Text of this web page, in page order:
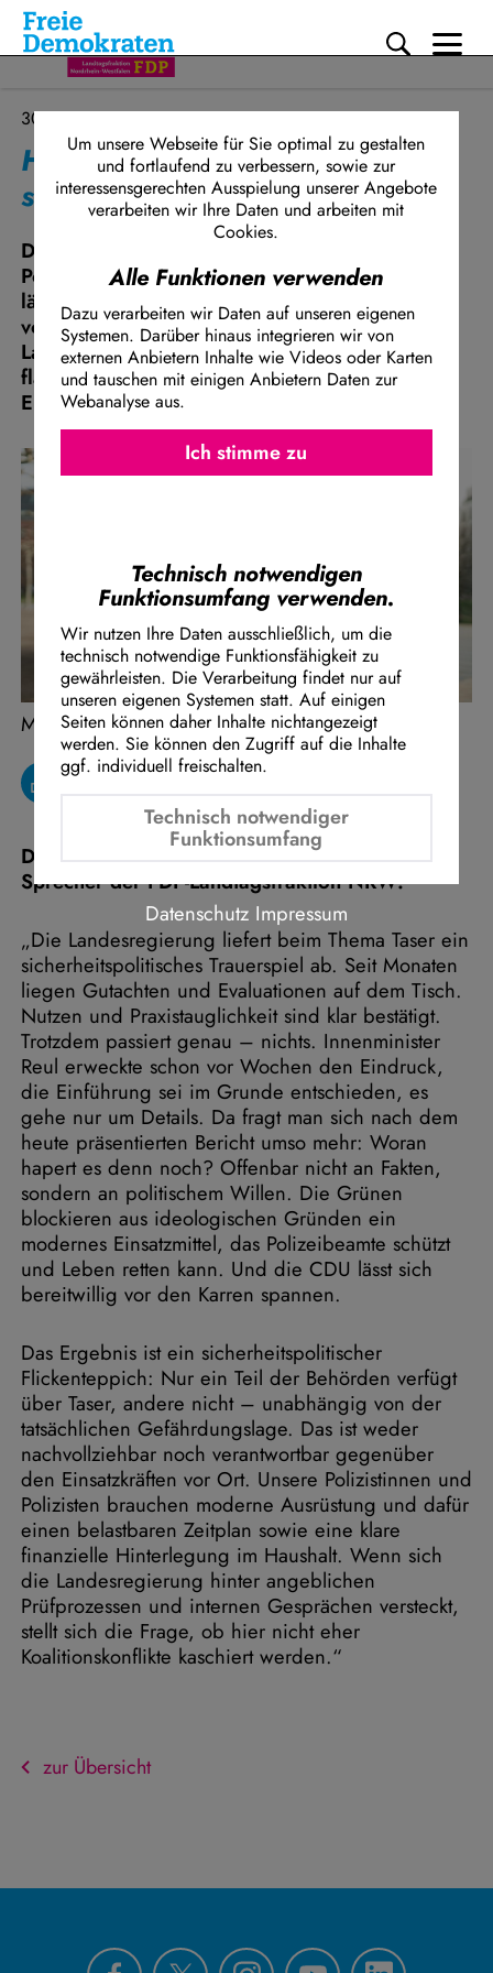
Direkt zum Inhalt
30.04.2026
Hafke (FDP): Fakten zu Tasern
sind da, politischer Wille fehlt
Die landesweite Einführung von Tasern bei der
Polizei in Nordrhein-Westfalen kommt trotz
längst vorliegender Gutachten weiterhin nicht
voran. Im Innenausschuss hat die
Landesregierung heute erneut zum Stand des
flächendeckenden Rollouts berichtet – eine
Entscheidung bleibt weiter aus.
Marcel Hafke
Dazu erklärt Marcel Hafke, innenpolitischer
Sprecher der FDP-Landtagsfraktion NRW:
„Die Landesregierung liefert beim Thema Taser ein
sicherheitspolitisches Trauerspiel ab. Seit Monaten
liegen Gutachten und Evaluationen auf dem Tisch.
Nutzen und Praxistauglichkeit sind klar bestätigt.
Trotzdem passiert genau – nichts. Innenminister
Reul erweckte schon vor Wochen den Eindruck,
die Einführung sei im Grunde entschieden, es
gehe nur um Details. Da fragt man sich nach dem
heute präsentierten Bericht umso mehr: Woran
hapert es denn noch? Offenbar nicht an Fakten,
sondern an politischem Willen. Die Grünen
blockieren aus ideologischen Gründen ein
modernes Einsatzmittel, das Polizeibeamte schützt
und Leben retten kann. Und die CDU lässt sich
bereitwillig vor den Karren spannen.
Das Ergebnis ist ein sicherheitspolitischer
Flickenteppich: Nur ein Teil der Behörden verfügt
über Taser, andere nicht – unabhängig von der
tatsächlichen Gefährdungslage. Das ist weder
nachvollziehbar noch verantwortbar gegenüber
den Einsatzkräften vor Ort. Unsere Polizistinnen und
Polizisten brauchen moderne Ausrüstung und dafür
einen belastbaren Zeitplan sowie eine klare
finanzielle Hinterlegung im Haushalt. Wenn sich
die Landesregierung hinter angeblichen
Prüfprozessen und internen Gesprächen versteckt,
stellt sich die Frage, ob hier nicht eher
Koalitionskonflikte kaschiert werden.“
zur Übersicht
Um unsere Webseite für Sie optimal zu gestalten
und fortlaufend zu verbessern, sowie zur
interessensgerechten Ausspielung unserer Angebote
verarbeiten wir Ihre Daten und arbeiten mit
Cookies.
Technisch notwendigen
Funktionsumfang verwenden.
Wir nutzen Ihre Daten ausschließlich, um die
technisch notwendige Funktionsfähigkeit zu
gewährleisten. Die Verarbeitung findet nur auf
unseren eigenen Systemen statt. Auf einigen
Seiten können daher Inhalte nichtangezeigt
werden. Sie können den Zugriff auf die Inhalte
ggf. individuell freischalten.
Technisch notwendiger
Funktionsumfang
Alle Funktionen verwenden
Dazu verarbeiten wir Daten auf unseren eigenen
Systemen. Darüber hinaus integrieren wir von
externen Anbietern Inhalte wie Videos oder Karten
und tauschen mit einigen Anbietern Daten zur
Webanalyse aus.
Facebook Embed / Facebook Connect
Google Maps Embed
Ich stimme zu
Ich stimme
Datenschutz Impressum